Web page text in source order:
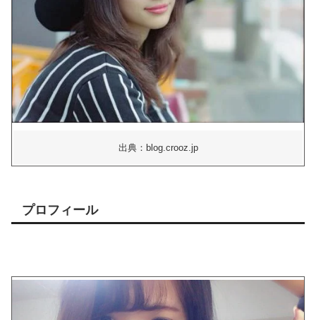
出典：blog.crooz.jp
プロフィール